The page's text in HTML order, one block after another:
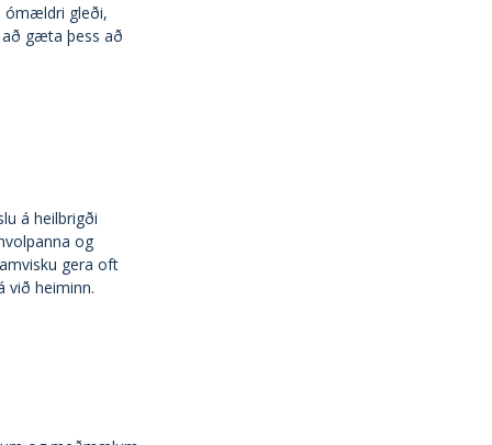
ómældri gleði,
að gæta þess að
á heilbrigði
og
gera oft
við heiminn.